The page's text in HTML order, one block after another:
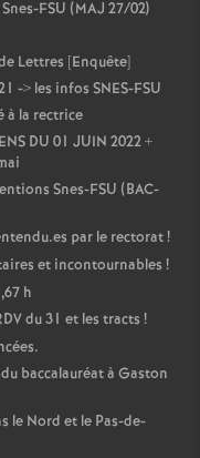
FSU (MAJ 27/02)
Lettres [Enquête]
-> les infos SNES-FSU
à la rectrice
DU 01 JUIN 2022 +
Snes-FSU (BAC-
par le rectorat!
et incontournables !
h
du 31 et les tracts !
baccalauréat à Gaston
le Nord et le Pas-de-